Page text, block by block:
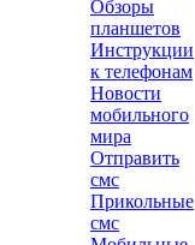
Обзоры
планшетов
Инструкции
к телефонам
Новости
мобильного
мира
Отправить
смс
Прикольные
смс